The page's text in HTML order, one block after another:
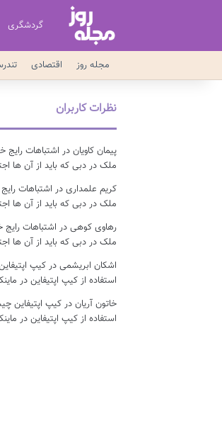
گردشگری
مجله روز اقتصادی
نظرات کاربران
پیمان کاویان در اشتباهات رایج
ملک در دبی که باید از آن ها
کریم علمداری در اشتباهات
ملک در دبی که باید از آن ها
رهاوی کوهی در اشتباهات رایج
ملک در دبی که باید از آن ها
اشکان ابریشمی درکیپ
استفاده از کیپ اپتیفاین در
خاتون آریان درکیپ اپتیفاین
استفاده از کیپ اپتیفاین در